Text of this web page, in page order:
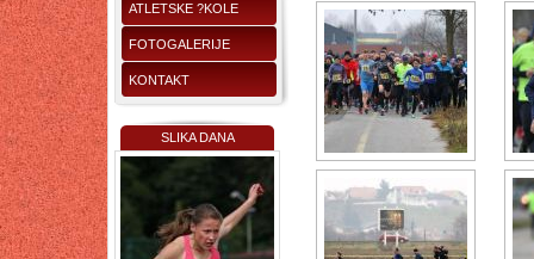
ATLETSKE ?KOLE
FOTOGALERIJE
KONTAKT
SLIKA DANA